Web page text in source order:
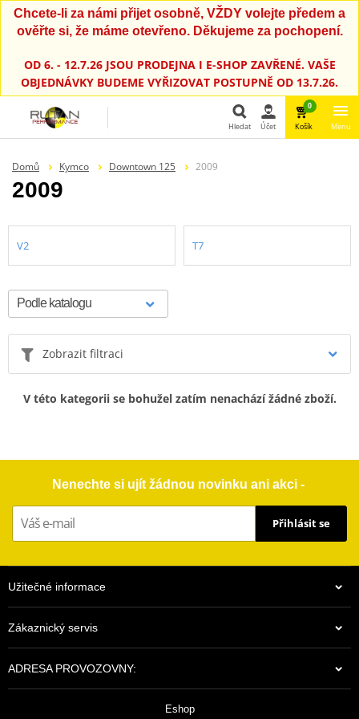
Chcete-li za námi přijet osobně, VŽDY volejte předem a
ověřte si, že máme otevřeno. Děkujeme za pochopení.
OD 6. - 12.7.26 JSOU PRODEJNA I E-SHOP ZAVŘENÉ. VAŠE
OBJEDNÁVKY BUDEME VYŘIZOVAT POSTUPNĚ OD 13.7.26.
Hledat Účet
0
Košík Menu
Domů Kymco Downtown 125 2009
2009
V2 T7
Zobrazit filtraci
V této kategorii se bohužel zatím nenachází žádné zboží.
Nenechte si ujít žádnou novinku ani akci -
Přihlásit se
Užitečné informace
Zákaznický servis
ADRESA PROVOZOVNY:
Eshop